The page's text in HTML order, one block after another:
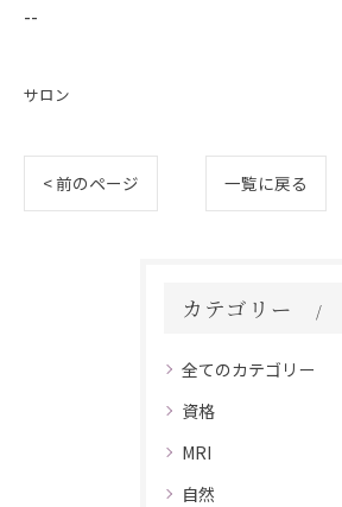
--
サロン
< 前のページ 一覧に戻る
カテゴリー
全てのカテゴリー
資格
MRI
自然